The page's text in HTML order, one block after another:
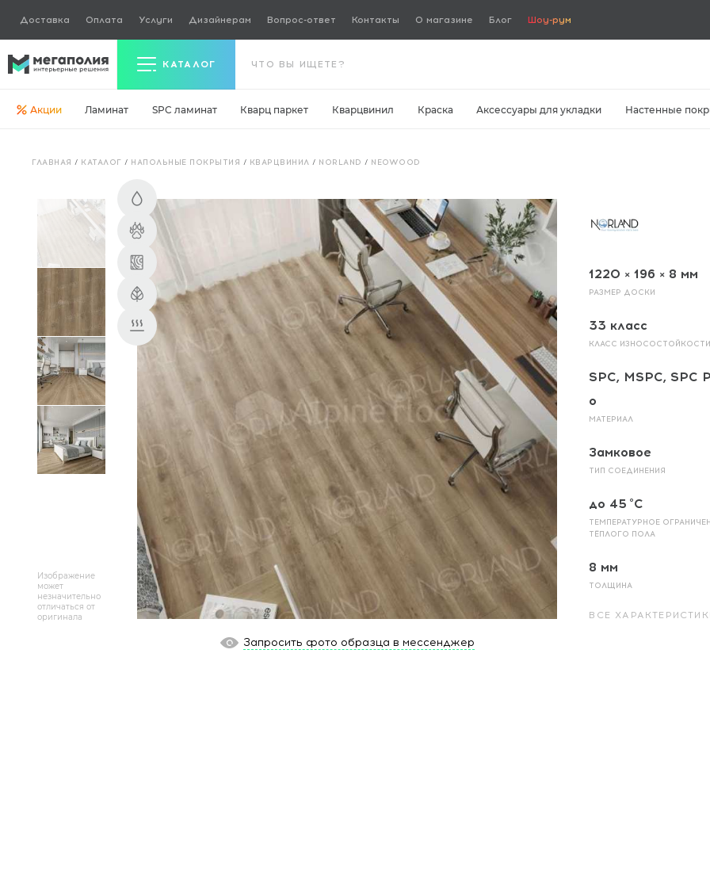
Доставка Оплата Услуги Дизайнерам Вопрос-ответ Контакты О магазине Блог Шоу-рум
КАТАЛОГ
Кварц паркет
Кварцвинил
Ковровая плитка
Паркетная доска
Инженерная доска
Массивная доска
Террасная доска
Аксессуары для укладки
Настенные покрытия
Отопительное оборудование
Новинки
Акции Ламинат SPC ламинат Кварц паркет Кварцвинил Краска Аксессуары для укладки Настенные
ГЛАВНАЯ / КАТАЛОГ / НАПОЛЬНЫЕ ПОКРЫТИЯ / КВАРЦВИНИЛ / NORLAND / NEOWOOD
Изображение
может
незначительно
отличаться от
оригинала
Запросить фото образца в мессенджер
1220 × 196 × 8 мм
РАЗМЕР ДОСКИ
33 класс
КЛАСС ИЗНОСОСТОЙКОСТИ
SPC, MSPC, SPC
o
МАТЕРИАЛ
Замковое
ТИП СОЕДИНЕНИЯ
до 45 °C
ТЕМПЕРАТУРНОЕ
ТЁПЛОГО ПОЛА
8 мм
ТОЛЩИНА
ВСЕ